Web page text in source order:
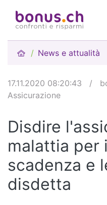
News e attualità
17.11.2020 08:20:43 /
Assicurazione
Disdire
malattia per
scadenza e
disdetta